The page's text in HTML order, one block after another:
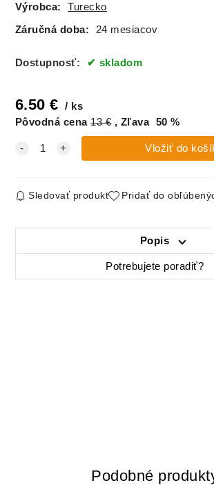
Výrobca:
Turecko
Záručná doba: 24 mesiacov
Dostupnosť: skladom
6.50 €
ks
Pôvodná cena 13€ Zľava 50 %
Sledovať produkt Pridať do
Popis
Potrebujete poradiť?
Podobné